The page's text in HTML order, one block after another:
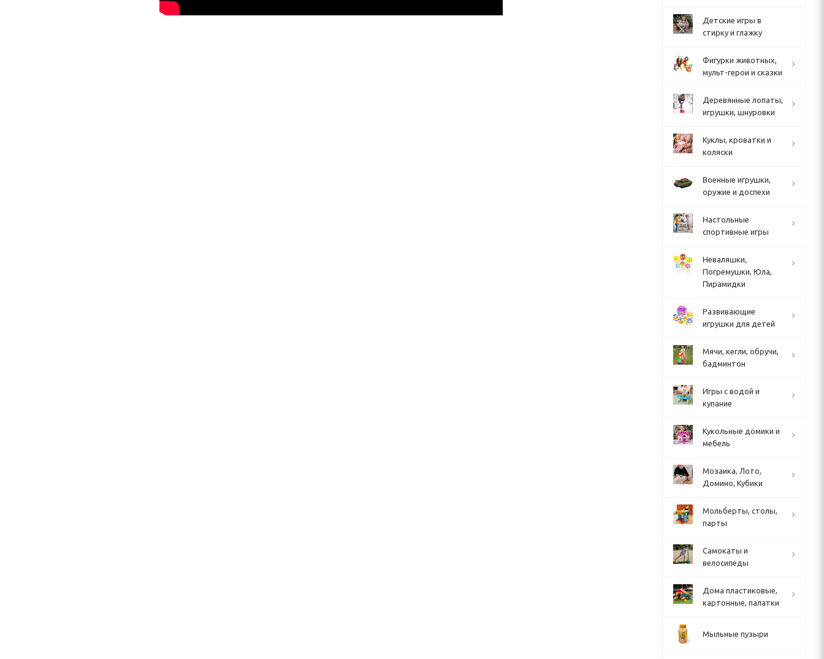
Детские игры в
стирку и глажку
Фигурки животных,
мульт-герои и сказки
Деревянные лопаты,
игрушки, шнуровки
Куклы, кроватки и
коляски
Военные игрушки,
оружие и доспехи
Настольные
спортивные игры
Неваляшки,
Погремушки, Юла,
Пирамидки
Развивающие
игрушки для детей
Мячи, кегли, обручи,
бадминтон
Игры с водой и
купание
Кукольные домики и
мебель
Мозаика, Лото,
Домино, Кубики
Мольберты, столы,
парты
Cамокаты и
велосипеды
Дома пластиковые,
картонные, палатки
Мыльные пузыри